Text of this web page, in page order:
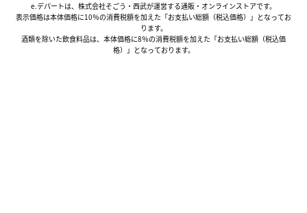
e.デパートは、株式会社そごう・西武が運営する通販・オンラインストアです。
表示価格は本体価格に10％の消費税額を加えた「お支払い総額（税込価格）」となってお
ります。
酒類を除いた飲食料品は、本体価格に8％の消費税額を加えた「お支払い総額（税込価
格）」となっております。